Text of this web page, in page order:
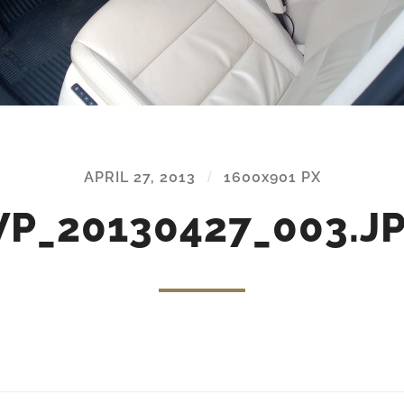
APRIL 27, 2013 / 1600x901 PX